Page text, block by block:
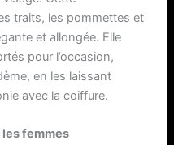
traits, les pommettes et
et allongée. Elle
pour l’occasion,
en les laissant
avec la coiffure.
femmes